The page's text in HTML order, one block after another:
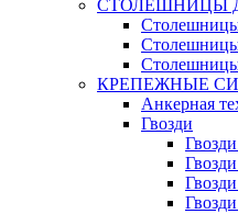
СТОЛЕШНИЦЫ
КРЕПЕЖНЫЕ
Анкерная
Гвозди